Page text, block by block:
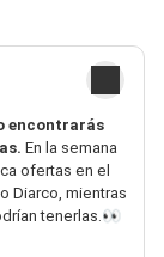
encontrarás
En la semana
ofertas en el
Diarco, mientras
tenerlas.👀